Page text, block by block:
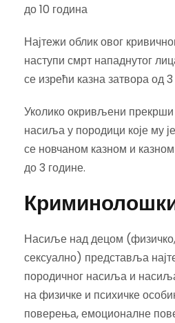
до 10 година
Најтежи облик овог
наступи смрт нападнутог
се изрећи казна затвора од
Уколико окривљени
насиља у породици које му
се новчаном казном и
до 3 године.
Насиље над децом (физичко,
сексуално) представља
породичног насиља и
на физичке и психичке
поверења, емоционалне